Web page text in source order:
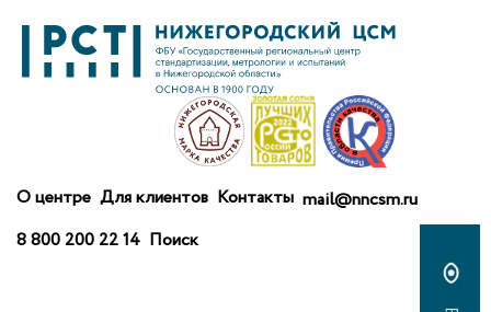
О центре Для клиентов Контакты mail@nncsm.ru
8 800 200 22 14 Поиск